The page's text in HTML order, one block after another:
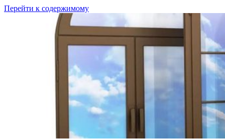
Перейти к содержимому